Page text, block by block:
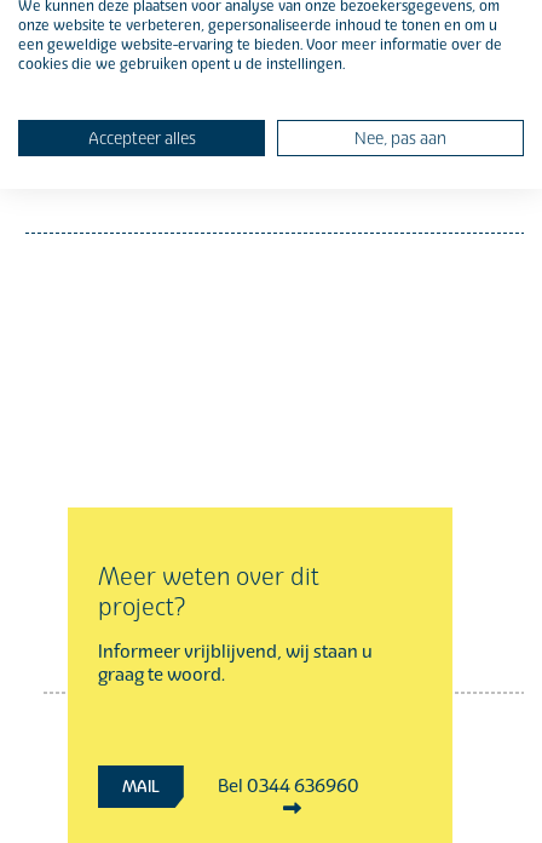
dit gebiedleefbaar
en aantrekkelijkte
houden.”
Meer weten over dit
project?
Informeer vrijblijvend, wij staan u
graag te woord.
MAIL Bel 0344 636960
We kunnen deze plaatsen voor analyse van onze bezoekersgegevens, om
onze website te verbeteren, gepersonaliseerde inhoud te tonen en om u
een geweldige website-ervaring te bieden. Voor meer informatie over de
cookies die we gebruiken opent u de instellingen.
Accepteer alles Nee, pas aan